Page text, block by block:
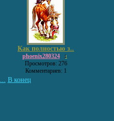
Как полностью з..
phoenix280324 1
Просмотров: 276
Комментариев: 1
... В конец